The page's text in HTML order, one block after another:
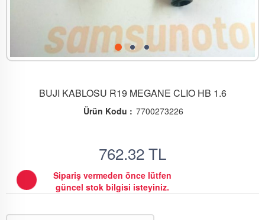
BUJI KABLOSU R19 MEGANE CLIO HB 1.6
Ürün Kodu : 7700273226
762.32TL
Sipariş vermeden önce lütfen
güncel stok bilgisi isteyiniz.